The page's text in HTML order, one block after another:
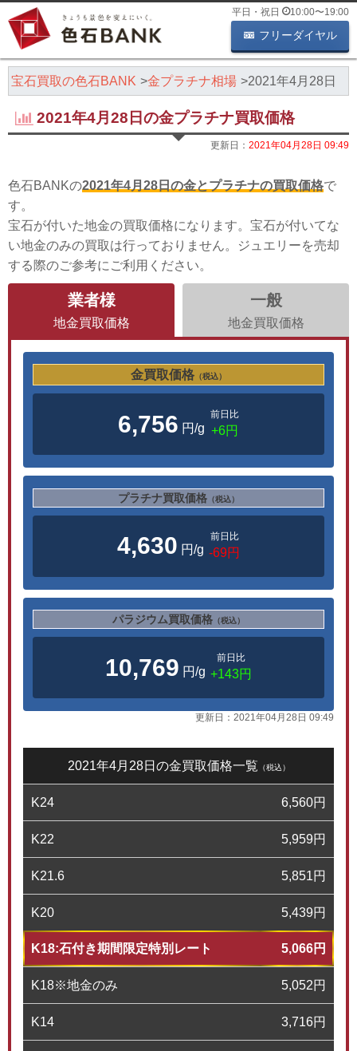
平日・祝日 10:00〜19:00
フリーダイヤル
宝石買取の色石BANK 金プラチナ相場 2021年4月28日
2021年4月28日の金プラチナ買取価格
更新日： 2021年04月28日 09:49
色石BANKの2021年4月28日の金とプラチナの買取価格で
す。
宝石が付いた地金の買取価格になります。宝石が付いてな
い地金のみの買取は行っておりません。ジュエリーを売却
する際のご参考にご利用ください。
業者様
地金買取価格
一般
地金買取価格
金買取価格 （税込）
6,756 円/g
前日比
+6円
プラチナ買取価格 （税込）
4,630 円/g
前日比
-69円
パラジウム買取価格 （税込）
10,769 円/g
前日比
+143円
更新日： 2021年04月28日 09:49
2021年4月28日の金買取価格一覧 （税込）
K24 6,560円
K22 5,959円
K21.6 5,851円
K20 5,439円
K18:石付き期間限定特別レート 5,066円
K18※地金のみ 5,052円
K14 3,716円